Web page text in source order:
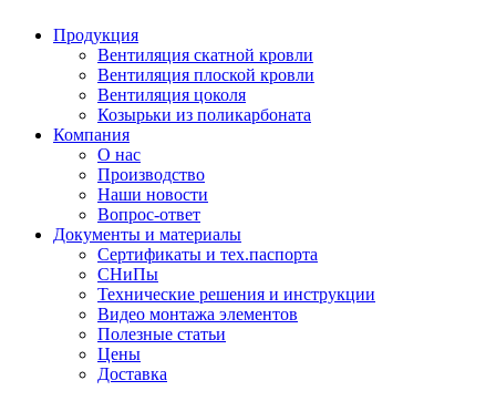
Продукция
Вентиляция скатной кровли
Вентиляция плоской кровли
Вентиляция цоколя
Козырьки из поликарбоната
Компания
О нас
Производство
Наши новости
Вопрос-ответ
Документы и материалы
Сертификаты и тех.паспорта
СНиПы
Технические решения и инструкции
Видео монтажа элементов
Полезные статьи
Цены
Доставка